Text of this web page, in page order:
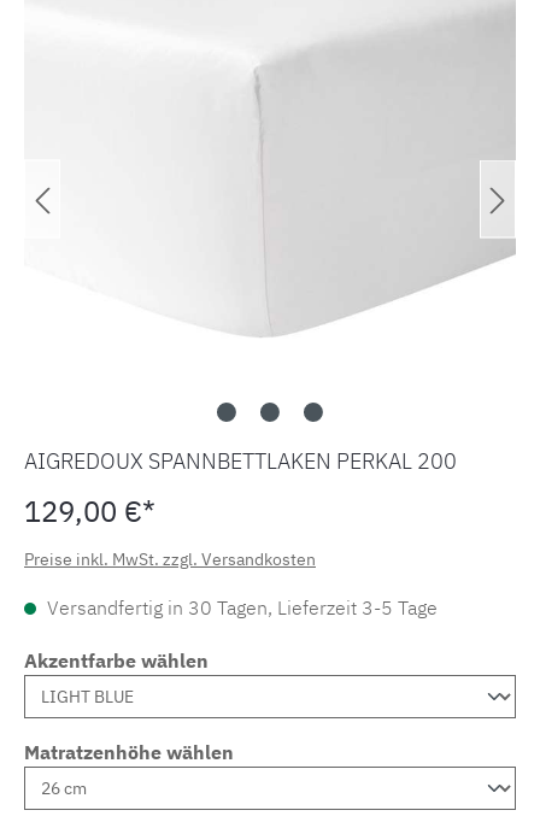
AIGREDOUX SPANNBETTLAKEN PERKAL 200
129,00 €*
Preise inkl. MwSt. zzgl. Versandkosten
Versandfertig in 30 Tagen, Lieferzeit 3-5 Tage
Akzentfarbe wählen
Matratzenhöhe wählen